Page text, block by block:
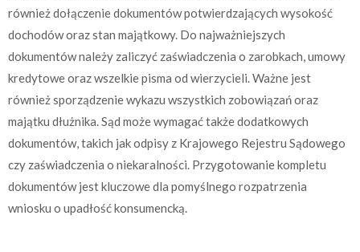
również dołączenie dokumentów potwierdzających wysokość
dochodów oraz stan majątkowy. Do najważniejszych
dokumentów należy zaliczyć zaświadczenia o zarobkach, umowy
kredytowe oraz wszelkie pisma od wierzycieli. Ważne jest
również sporządzenie wykazu wszystkich zobowiązań oraz
majątku dłużnika. Sąd może wymagać także dodatkowych
dokumentów, takich jak odpisy z Krajowego Rejestru Sądowego
czy zaświadczenia o niekaralności. Przygotowanie kompletu
dokumentów jest kluczowe dla pomyślnego rozpatrzenia
wniosku o upadłość konsumencką.